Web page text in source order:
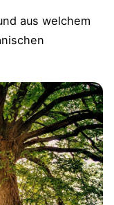
aus welchem